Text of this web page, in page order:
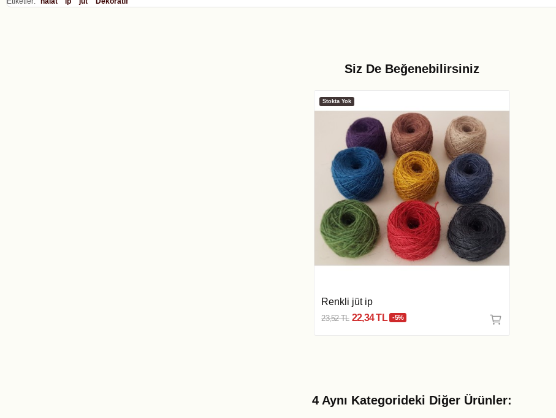
Siz De Beğenebilirsiniz
Stokta Yok
Renkli jüt ip
23,52 TL 22,34 TL -5%
4 Aynı Kategorideki Diğer Ürünler: